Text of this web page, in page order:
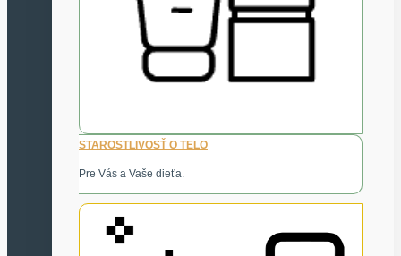
STAROSTLIVOSŤ O TELO
Pre Vás a Vaše dieťa.